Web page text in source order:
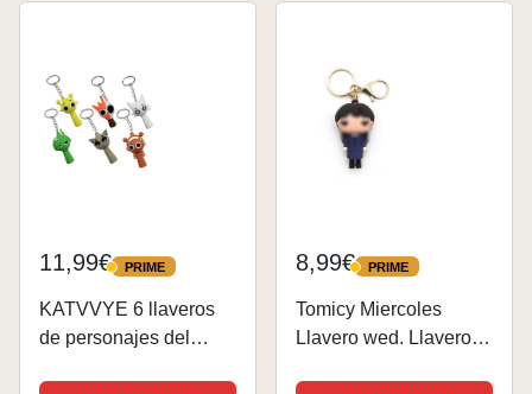
11,99€ PRIME
PRIME
KATVVYE 6 llaveros
de personajes del
8,99€ PRIME
PRIME
Tomicy Miercoles
Llavero wed. Llavero